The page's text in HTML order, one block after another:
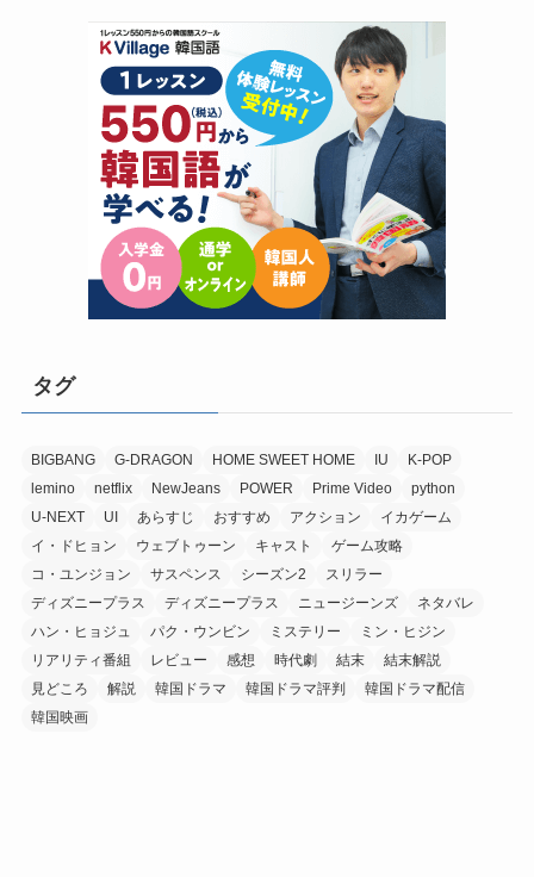
タグ
BIGBANG G-DRAGON HOME SWEET HOME IU
K-POP
lemino
netflix NewJeans POWER Prime Video
python
U-NEXT
UI あらすじ おすすめ アクション
イカゲーム
イ・ドヒョン
ウェブトゥーン キャスト
ゲーム攻略
コ・ユンジョン
サスペンス シーズン2
スリラー
ディズニープラス
ディズニープラス ニュージーンズ
ネタバレ
ハン・ヒョジュ
パク・ウンビン ミステリー
ミン・ヒジン
リアリティ番組
レビュー 感想 時代劇 結末
結末解説
見どころ
解説 韓国ドラマ 韓国ドラマ評判
韓国ドラマ配信
韓国映画